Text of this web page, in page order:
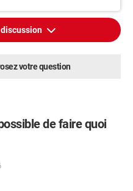
votre question
de faire quoi